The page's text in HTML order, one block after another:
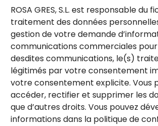
ROSA GRES, S.L. est responsable du
traitement des données
gestion de votre demande
communications commerciales pour
desdites communications, le(s)
légitimés par votre consentement
votre consentement explicite. Vous
accéder, rectifier et supprimer les
que d’autres droits. Vous pouvez
informations dans la politique de